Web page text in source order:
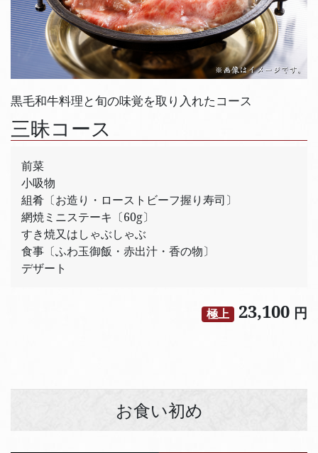
黒毛和牛料理と旬の味覚を取り入れたコース
三昧コース
前菜
小吸物
組肴〔お造り・ローストビーフ握り寿司〕
網焼ミニステーキ〔60g〕
すき焼又はしゃぶしゃぶ
食事〔ふわ玉御飯・赤出汁・香の物〕
デザート
極上 23,100 円
お食い初め